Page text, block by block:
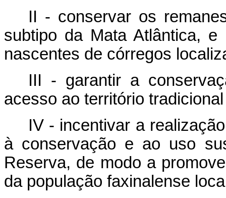
II - conservar os
subtipo da Mata Atlântica,
nascentes de córregos
III - garantir a
acesso ao território
IV - incentivar a
à conservação e ao uso
Reserva, de modo a
da população faxinalense